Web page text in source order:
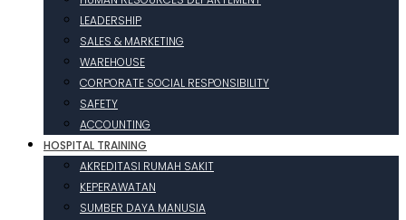
LEADERSHIP
SALES & MARKETING
WAREHOUSE
CORPORATE SOCIAL RESPONSIBILITY
SAFETY
ACCOUNTING
HOSPITAL TRAINING
AKREDITASI RUMAH SAKIT
KEPERAWATAN
SUMBER DAYA MANUSIA